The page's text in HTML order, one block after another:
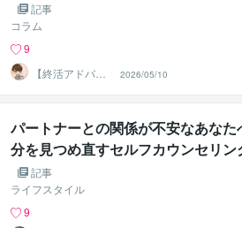
記事
コラム
9
【終活アドバイ
ザー・雑談】せ
いお
2026/05/10
パートナーとの関係が不安なあなた
分を見つめ直すセルフカウンセリン
記事
ライフスタイル
9